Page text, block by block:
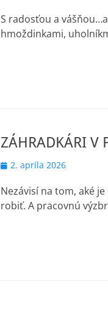
S radosťou a
hmoždinkami,
ZÁHRADKÁRI V
Posted
2. apríla 2026
Nezávisí na tom, aké
robiť. A pracovnú